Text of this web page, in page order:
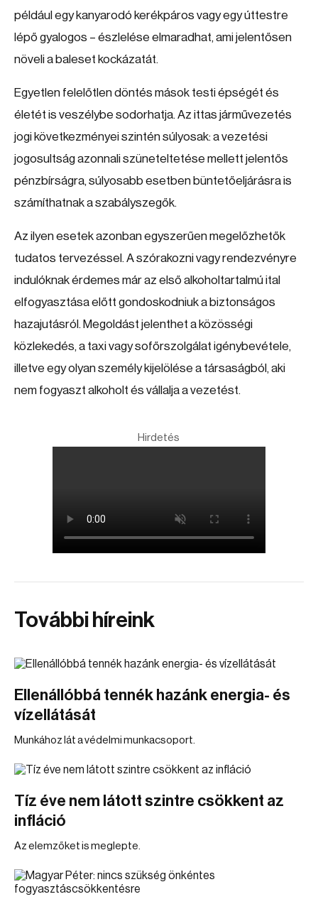
például egy kanyarodó kerékpáros vagy egy úttestre
lépő gyalogos – észlelése elmaradhat, ami jelentősen
növeli a baleset kockázatát.
Egyetlen felelőtlen döntés mások testi épségét és
életét is veszélybe sodorhatja. Az ittas járművezetés
jogi következményei szintén súlyosak: a vezetési
jogosultság azonnali szüneteltetése mellett jelentős
pénzbírságra, súlyosabb esetben büntetőeljárásra is
számíthatnak a szabályszegők.
Az ilyen esetek azonban egyszerűen megelőzhetők
tudatos tervezéssel. A szórakozni vagy rendezvényre
indulóknak érdemes már az első alkoholtartalmú ital
elfogyasztása előtt gondoskodniuk a biztonságos
hazajutásról. Megoldást jelenthet a közösségi
közlekedés, a taxi vagy sofőrszolgálat igénybevétele,
illetve egy olyan személy kijelölése a társaságból, aki
nem fogyaszt alkoholt és vállalja a vezetést.
Hirdetés
További híreink
Ellenállóbbá tennék hazánk energia- és
vízellátását
Munkához lát a védelmi munkacsoport.
Tíz éve nem látott szintre csökkent az
infláció
Az elemzőket is meglepte.